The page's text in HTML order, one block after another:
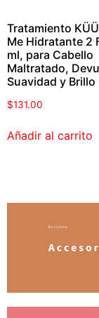
Tratamiento
Me Hidratante 2
ml, para Cabello
Maltratado,
Suavidad y
$131.00
Añadir al carrito